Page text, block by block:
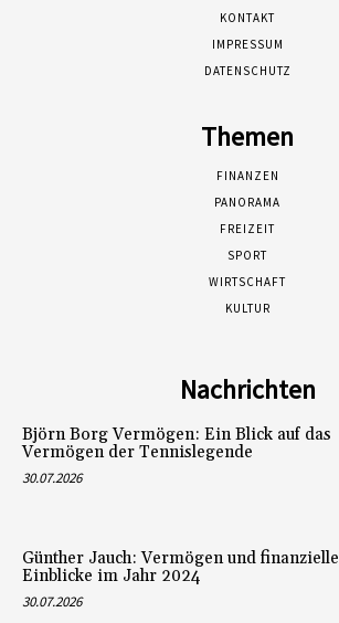
KONTAKT
IMPRESSUM
DATENSCHUTZ
Themen
FINANZEN
PANORAMA
FREIZEIT
SPORT
WIRTSCHAFT
KULTUR
Nachrichten
Björn Borg Vermögen: Ein Blick auf das
Vermögen der Tennislegende
30.07.2026
Günther Jauch: Vermögen und finanzielle
Einblicke im Jahr 2024
30.07.2026